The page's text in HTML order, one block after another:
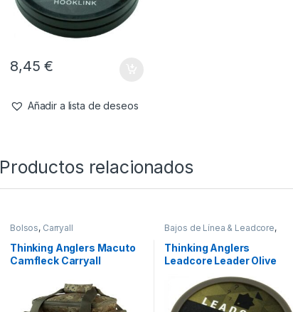
8,45€
Añadir a lista de deseos
Productos relacionados
Bolsos, Carryall
Thinking Anglers Macuto
Camfleck Carryall
Bajos de Línea & Leadcore,
Material Montajes
Thinking Anglers
Leadcore Leader Olive